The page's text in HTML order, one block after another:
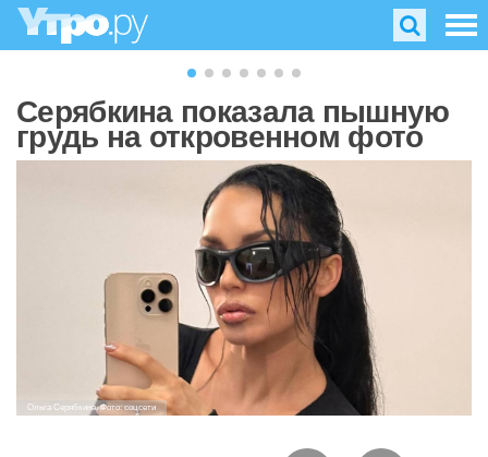
Серябкина показала пышную
грудь на откровенном фото
Ольга Серябкина. Фото: соцсети